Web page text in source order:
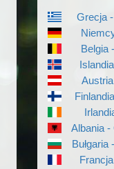
Grecja
Belgia
Albania -
Bułgaria